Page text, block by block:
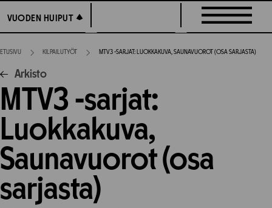
suoraan
sisältöön
VUODEN HUIPUT
VUODEN HUIPUT
ETUSIVU KILPAILUTYÖT MTV3 -SARJAT: LUOKKAKUVA, SAUNAVUOROT (OSA SARJASTA)
Arkisto
MTV3 -sarjat:
Luokkakuva,
Saunavuorot (osa
sarjasta)